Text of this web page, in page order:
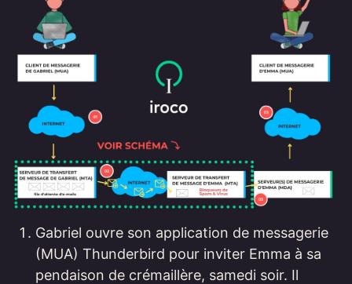
Gabriel ouvre son application de messagerie
(MUA) Thunderbird pour inviter Emma à sa
pendaison de crémaillère, samedi soir. Il